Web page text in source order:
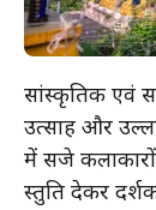
सांस्कृतिक एवं
उत्साह और
में सजे
प्रस्तुति देकर